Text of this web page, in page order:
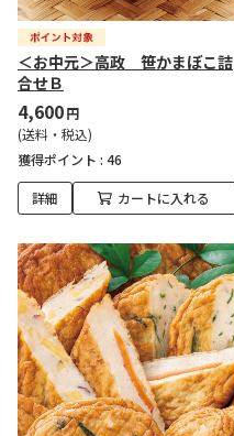
＜お中元＞高政 笹かまぼこ詰
合せＢ
4,600円
(送料・税込)
獲得ポイント : 46
詳細 カートに入れる